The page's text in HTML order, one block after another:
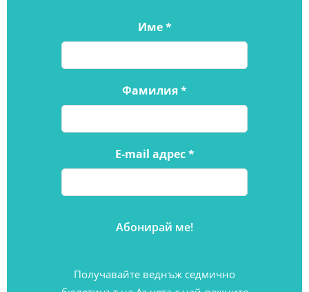
Име*
Фамилия*
E-mail адрес*
Получавайте веднъж седмично